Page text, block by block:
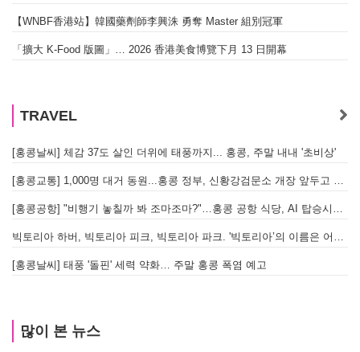
【WNBF香港站】韓國藥劑師李興洙 勇奪 Master 組別冠軍
「擴大 K-Food 版圖」… 2026 香港美食博覽下月 13 日開幕
TRAVEL
[홍콩날씨] 체감 37도 살인 더위에 태풍까지... 홍콩, 주말 내내 '초비상'
[홍콩날씨] 태풍 '돌핀' 세력 약화… 주말 홍콩 폭염 예고
많이 본 뉴스